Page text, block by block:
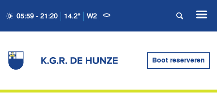
05:59 - 21:20 14.2° W2
Boot reserveren